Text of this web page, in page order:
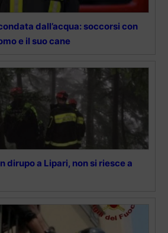
dall’acqua: soccorsi con
e il suo cane
dirupo a Lipari, non si riesce a